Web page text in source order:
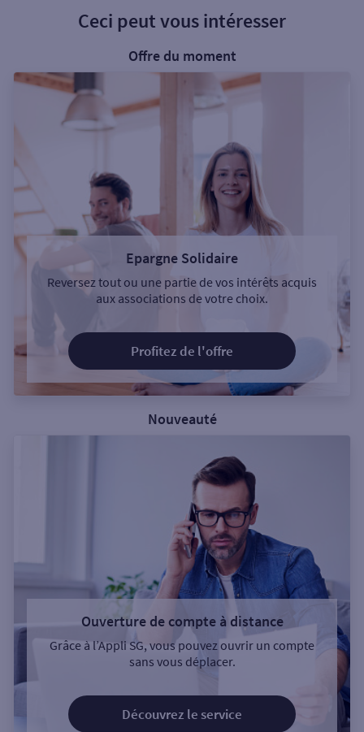
Ceci peut vous intéresser
Offre du moment
Epargne Solidaire
Reversez tout ou une partie de vos intérêts acquis
aux associations de votre choix.
Profitez de l'offre
Nouveauté
Ouverture de compte à distance
Grâce à l’Appli SG, vous pouvez ouvrir un compte
sans vous déplacer.
Découvrez le service